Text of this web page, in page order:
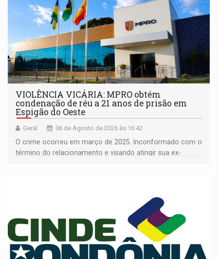
VIOLÊNCIA VICÁRIA: MPRO obtém
condenação de réu a 21 anos de prisão em
Espigão do Oeste
Geral 06 de Agosto de 2026 às 16:42
O crime ocorreu em março de 2025. Inconformado com o
término do relacionamento e visando atingir sua ex-